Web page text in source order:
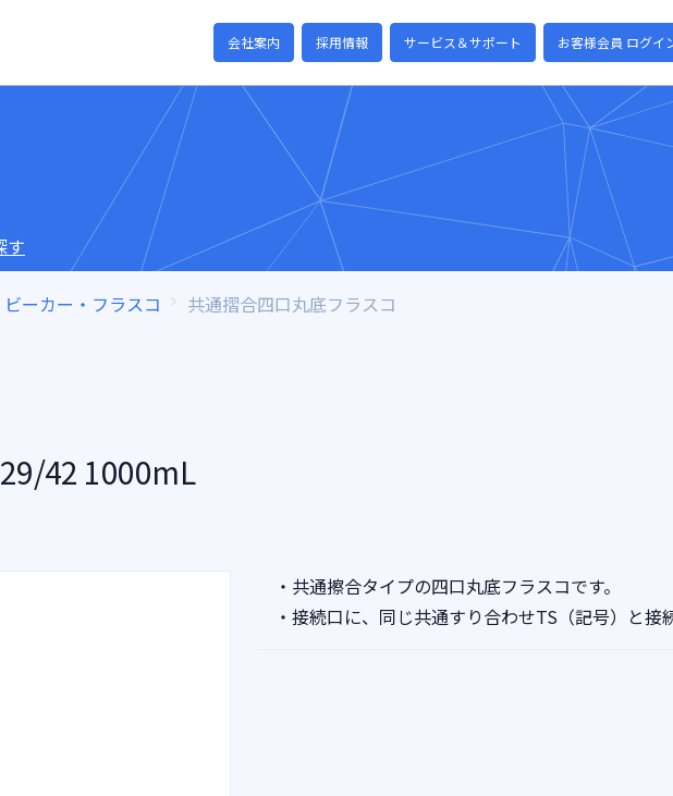
会社案内 採用情報 サービス＆サポート お客様会員 ログイ
す
ビーカー・フラスコ 共通摺合四口丸底フラスコ
42 1000mL
・共通擦合タイプの四口丸底フラスコです。
・接続口に、同じ共通すり合わせTS（記号）と接